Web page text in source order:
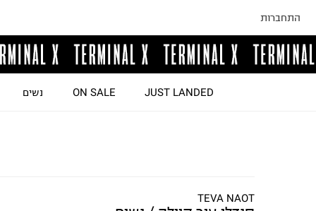
התחברות
JUST LANDED
ON SALE נשים
TEVA NAOT